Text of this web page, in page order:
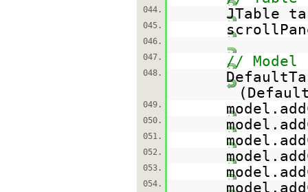
044. JTable
045.
046.
047.
// Model
048.
049.
050.
051.
052.
053.
054.